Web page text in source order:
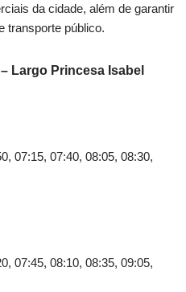
da cidade, além de garantir
transporte público.
Largo Princesa Isabel
07:15, 07:40, 08:05, 08:30,
07:45, 08:10, 08:35, 09:05,